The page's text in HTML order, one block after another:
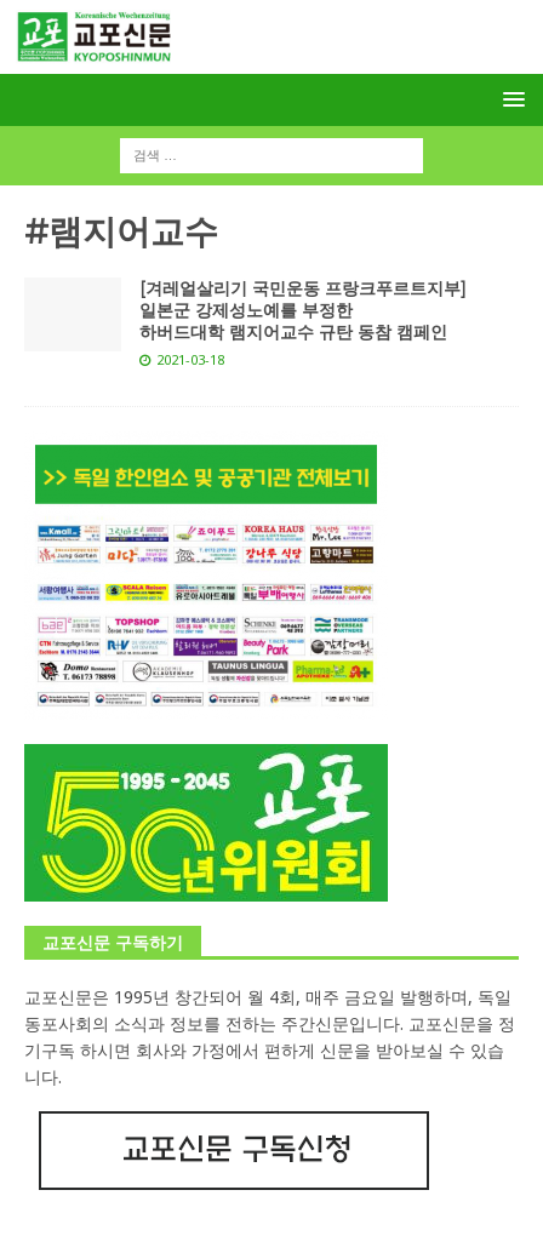
#램지어교수
[겨레얼살리기 국민운동 프랑크푸르트지부]
일본군 강제성노예를 부정한
하버드대학 램지어교수 규탄 동참 캠페인
2021-03-18
교포신문 구독하기
교포신문은 1995년 창간되어 월 4회, 매주 금요일 발행하며, 독일
동포사회의 소식과 정보를 전하는 주간신문입니다. 교포신문을 정
기구독 하시면 회사와 가정에서 편하게 신문을 받아보실 수 있습
니다.